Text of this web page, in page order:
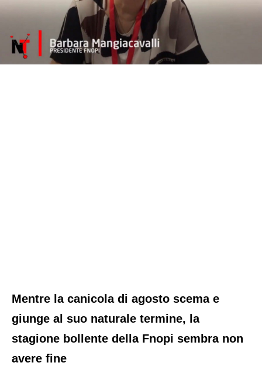
Mentre la canicola di agosto scema e
giunge al suo naturale termine, la
stagione bollente della Fnopi sembra non
avere fine